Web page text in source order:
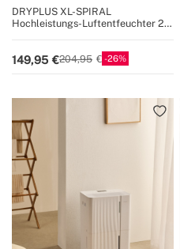
DRYPLUS XL-SPIRAL
Hochleistungs-Luftentfeuchter 20
149,95 204,95 26